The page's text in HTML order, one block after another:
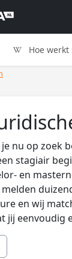
Hoe werkt
je nu op zoek
stagiair
en
en wij
jij eenvoudig